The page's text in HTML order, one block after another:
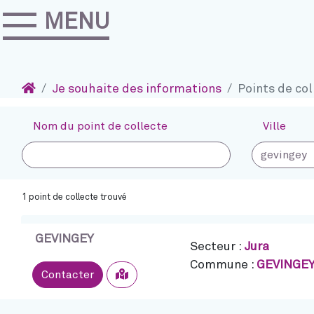
Accéder au contenu
MENU
AccueilJe souhaite des informations Points de
Nom du point de collecte Ville
1 point de collecte trouvé
GEVINGEY
Contacter Sélectionner
Secteur : Jura
Commune :